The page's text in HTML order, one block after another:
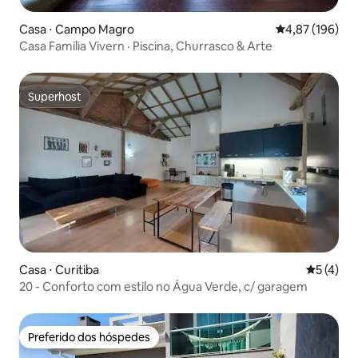
Casa ⋅ Campo Magro 4,87 de uma
4,87 (196)
Casa Família Vivern · Piscina, Churrasco & Arte
Superhost
Superhost
Casa ⋅ Curitiba 5 de
5 (4)
20 - Conforto com estilo no Água Verde, c/ garagem
Preferido dos hóspedes
Preferido dos hóspedes